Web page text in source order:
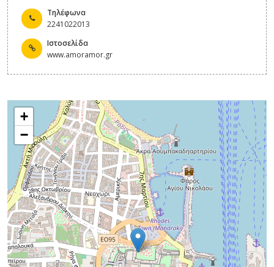
Τηλέφωνα
2241022013
Ιστοσελίδα
www.amoramor.gr
+
−